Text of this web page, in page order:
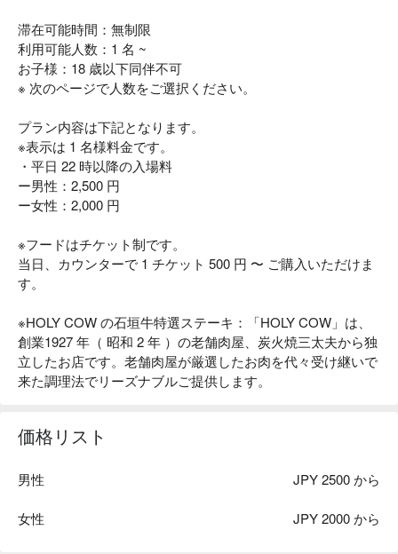
滞在可能時間：無制限
利用可能人数：1 名 ~
お子様：18 歳以下同伴不可
※ 次のページで人数をご選択ください。
プラン内容は下記となります。
※表示は 1 名様料金です。
・平日 22 時以降の入場料
ー男性：2,500 円
ー女性：2,000 円
※フードはチケット制です。
当日、カウンターで 1 チケット 500 円 〜 ご購入いただけま
す。
※HOLY COW の石垣牛特選ステーキ：「HOLY COW」は、
創業1927 年（ 昭和 2 年 ）の⽼舗⾁屋、炭⽕焼三太夫から独
立したお店です。⽼舗⾁屋が厳選したお⾁を代々受け継いで
来た調理法でリーズナブルご提供します。
価格リスト
男性 JPY 2500 から
女性 JPY 2000 から